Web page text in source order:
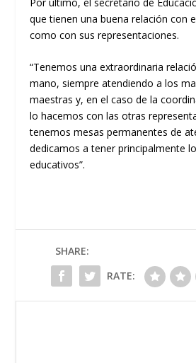
que tienen una buena relación con
como con sus representaciones.
“Tenemos una extraordinaria
mano, siempre atendiendo a los
maestras y, en el caso de la
lo hacemos con las otras
tenemos mesas permanentes de
dedicamos a tener principalmente
educativos”.
SHARE:
RATE: